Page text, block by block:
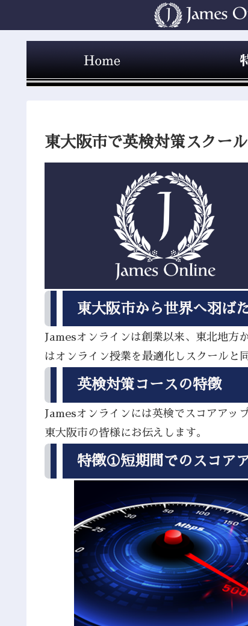
東大阪市で英検対策スクー
東大阪市から世界へ羽ば
Jamesオンラインは創業以来、東北地方
はオンライン授業を最適化しスクールと
英検対策コースの特徴
Jamesオンラインには英検でスコアアッ
東大阪市の皆様にお伝えします。
特徴①短期間でのスコア